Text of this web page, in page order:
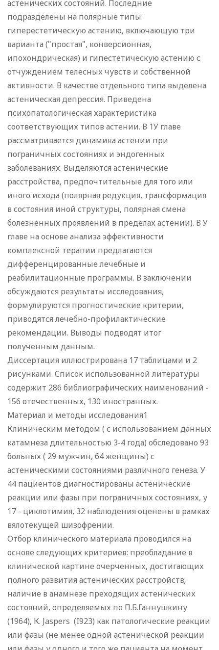
астенических состояний. Последние
подразделены на полярные типы:
гиперестетическую астению, включающую три
варианта ("простая", конверсионная,
ипохондрическая) и гипестетическую астению с
отчуждением телесных чувств и собственной
активности. В качестве отдельного типа выделена
астеническая депрессия. Приведена
психопатологическая характеристика
соответствующих типов астении. В 1У главе
рассматривается динамика астении при
пограничных состояниях и эндогенных
заболеваниях. Выделяются астенические
расстройства, предпочтительные для того или
иного исхода (полярная редукция, трансформация
в состояния иной структуры, полярная смена
болезненных проявлений в пределах астении). В У
главе на основе анализа эффективности
комплексной терапии предлагаются
дифференцированные лечебные и
реабилитационные программы. В заключении
обсуждаются результаты исследования,
формулируются прогностические критерии,
приводятся лечебно-профилактические
рекомендации. Выводы подводят итог
полученным данным.
Диссертация иллюстрирована 17 таблицами и 2
рисунками. Список использованной литературы
содержит 286 библиографических наименований -
156 отечественных, 130 иностранных.
Материал и методы исследования1
Клиническим методом ( с использованием данных
катамнеза длительностью 3-4 года) обследовано 93
больных ( 29 мужчин, 64 женщины) с
астеническими состояниями различного генеза. У
44 пациентов диагностированы астенические
реакции или фазы при пограничных состояниях, у
17 - циклотимия, 32 наблюдения оценены в рамках
вялотекущей шизофрении.
Отбор клинического материала проводился на
основе следующих критериев: преобладание в
клинической картине очерченных, достигающих
полного развития астенических расстройств;
наличие в анамнезе преходящих астенических
состояний, определяемых по П.Б.Ганнушкину
(1964), К. Jaspers (I923) как патологические реакции
или фазы (не менее одной астенической реакции